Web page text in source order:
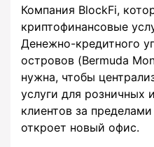
Компания BlockFi,
криптофинансовые
Денежно-кредитного
островов (Bermuda
нужна, чтобы
услуги для розничных
клиентов за
откроет новый офис.